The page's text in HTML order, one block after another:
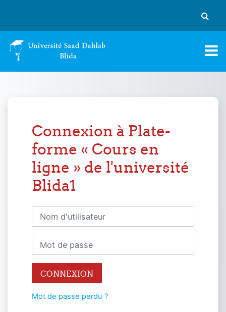
Connexion à Plate-
forme « Cours en
ligne » de l'université
Blida1
Nom d'utilisateur
Mot de passe
CONNEXION
Mot de passe perdu ?